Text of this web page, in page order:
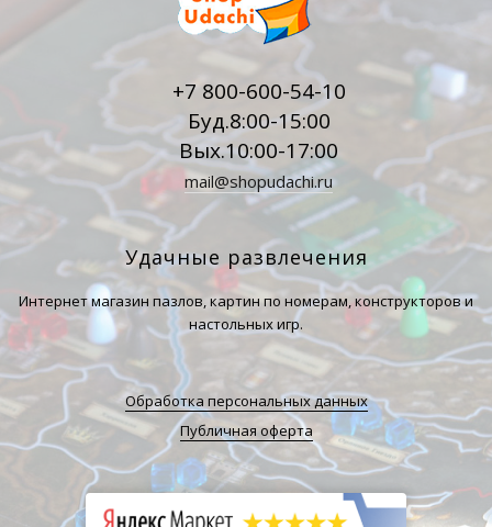
+7 800-600-54-10
Буд.8:00-15:00
Вых.10:00-17:00
mail@shopudachi.ru
Удачные развлечения
Интернет магазин пазлов, картин по номерам, конструкторов и
настольных игр.
Обработка персональных данных
Публичная оферта